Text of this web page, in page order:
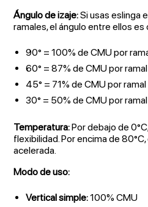
Ángulo de izaje:Si usas eslinga
ramales, el ángulo entre ellos es
90° = 100% de CMU por
60° = 87% de CMU por ramal
45° = 71% de CMU por ramal
30° = 50% de CMU por ramal
Temperatura:Por debajo de
flexibilidad. Por encima de
acelerada.
Modo de uso:
Vertical simple:100% CMU